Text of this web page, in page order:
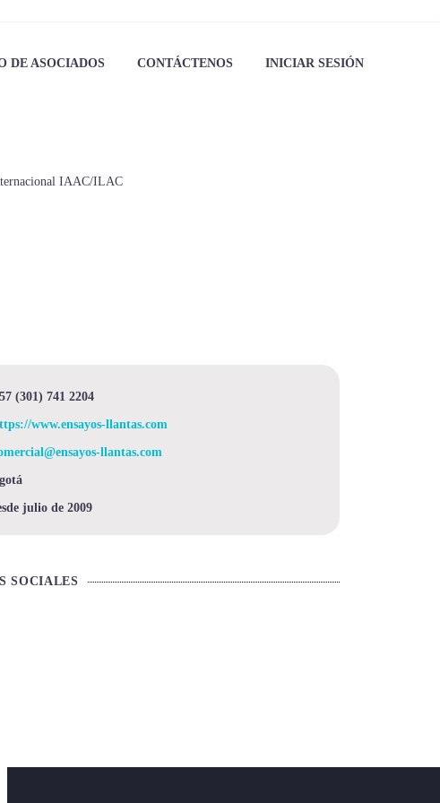
DE ASOCIADOS CONTÁCTENOS INICIAR SESIÓN
IAAC/ILAC
(301) 741 2204
www.ensayos-llantas.com
llantas.com
julio de 2009
SOCIALES